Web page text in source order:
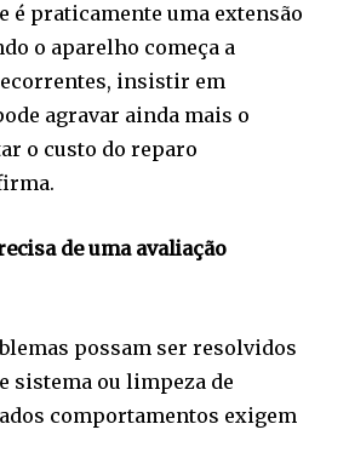
é praticamente uma extensão
o aparelho começa a
insistir em
agravar ainda mais o
o custo do reparo
de uma avaliação
possam ser resolvidos
sistema ou limpeza de
comportamentos exigem